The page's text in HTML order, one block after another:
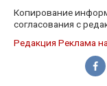
Копирование
согласования с
Редакция Реклама